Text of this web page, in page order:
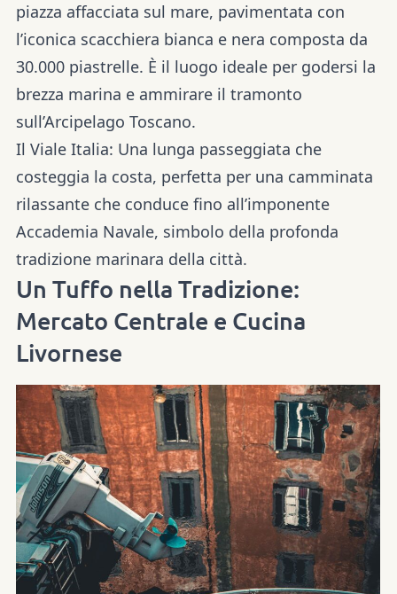
piazza affacciata sul mare, pavimentata con
l’iconica scacchiera bianca e nera composta da
30.000 piastrelle. È il luogo ideale per godersi la
brezza marina e ammirare il tramonto
sull’Arcipelago Toscano.
Il Viale Italia: Una lunga passeggiata che
costeggia la costa, perfetta per una camminata
rilassante che conduce fino all’imponente
Accademia Navale, simbolo della profonda
tradizione marinara della città.
Un Tuffo nella Tradizione:
Mercato Centrale e Cucina
Livornese